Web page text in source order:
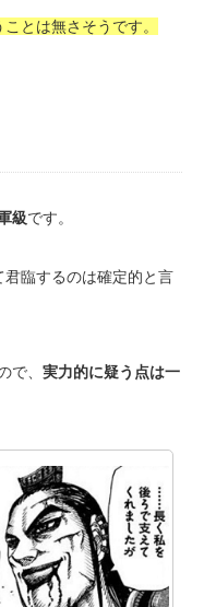
とは無さそうです。
級です。
君臨するのは確定的と言
で、 実力的に疑う点は一